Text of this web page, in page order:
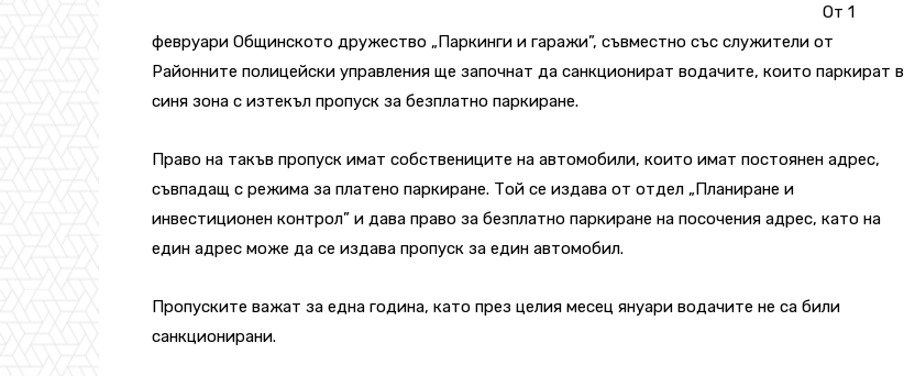
От 1
февруари Общинското дружество „Паркинги и гаражи”, съвместно със служители от
Районните полицейски управления ще започнат да санкционират водачите, които паркират в
синя зона с изтекъл пропуск за безплатно паркиране.
Право на такъв пропуск имат собствениците на автомобили, които имат постоянен адрес,
съвпадащ с режима за платено паркиране. Той се издава от отдел „Планиране и
инвестиционен контрол” и дава право за безплатно паркиране на посочения адрес, като на
един адрес може да се издава пропуск за един автомобил.
Пропуските важат за една година, като през целия месец януари водачите не са били
санкционирани.